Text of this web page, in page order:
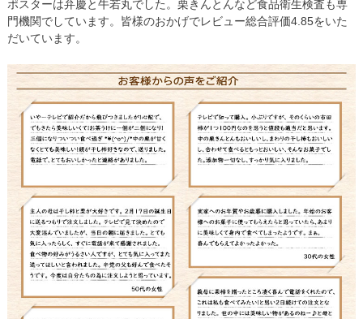
ポスターは弁慶と牛若丸でした。栗きんとんなど食品衛生検査も専
門機関でしています。皆様のおかげでレビュー総合評価4.85をいた
だいています。